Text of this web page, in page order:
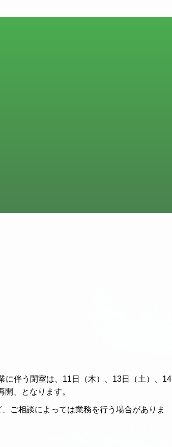
に伴う閉室は、11日（木）、13日（土）、14
、となります。
ご相談によっては業務を行う場合がありま